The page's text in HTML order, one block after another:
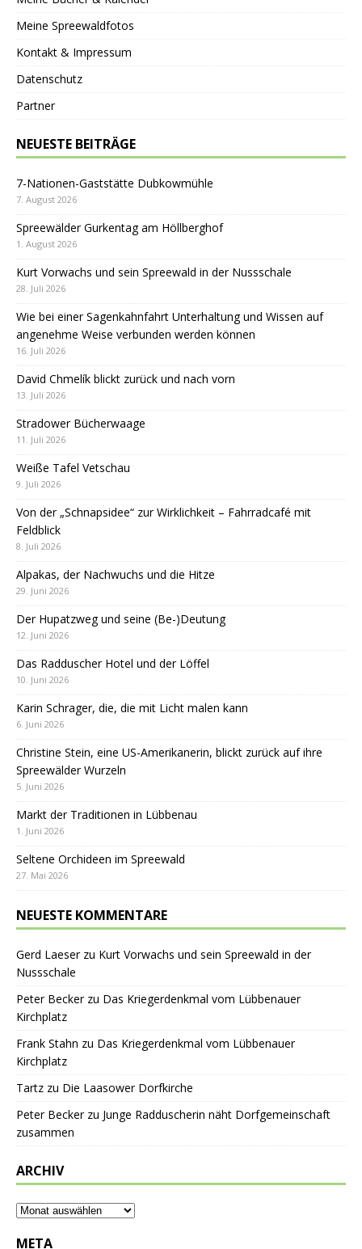
Meine Spreewaldfotos
Kontakt & Impressum
Datenschutz
Partner
NEUESTE BEITRÄGE
7-Nationen-Gaststätte Dubkowmühle
7. August 2026
Spreewälder Gurkentag am Höllberghof
1. August 2026
Kurt Vorwachs und sein Spreewald in der Nussschale
28. Juli 2026
Wie bei einer Sagenkahnfahrt Unterhaltung und Wissen auf
angenehme Weise verbunden werden können
16. Juli 2026
David Chmelík blickt zurück und nach vorn
13. Juli 2026
Stradower Bücherwaage
11. Juli 2026
Weiße Tafel Vetschau
9. Juli 2026
Von der „Schnapsidee“ zur Wirklichkeit – Fahrradcafé mit
Feldblick
8. Juli 2026
Alpakas, der Nachwuchs und die Hitze
29. Juni 2026
Der Hupatzweg und seine (Be-)Deutung
12. Juni 2026
Das Radduscher Hotel und der Löffel
10. Juni 2026
Karin Schrager, die, die mit Licht malen kann
6. Juni 2026
Christine Stein, eine US-Amerikanerin, blickt zurück auf ihre
Spreewälder Wurzeln
5. Juni 2026
Markt der Traditionen in Lübbenau
1. Juni 2026
Seltene Orchideen im Spreewald
27. Mai 2026
NEUESTE KOMMENTARE
Gerd Laeserzu Kurt Vorwachs und sein Spreewald in der
Nussschale
Peter Beckerzu Das Kriegerdenkmal vom Lübbenauer
Kirchplatz
Frank Stahn zu Das Kriegerdenkmal vom Lübbenauer
Kirchplatz
Tartz zu Die Laasower Dorfkirche
Peter Beckerzu Junge Radduscherin näht Dorfgemeinschaft
zusammen
ARCHIV
META